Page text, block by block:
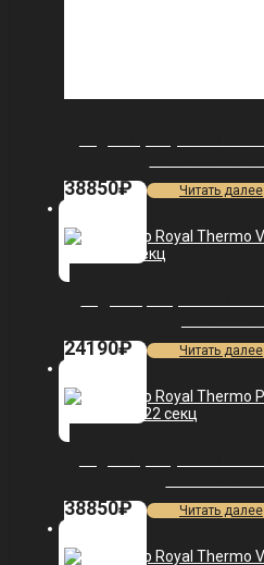
38850₽ Читать далее
24190₽ Читать далее
38850₽ Читать далее